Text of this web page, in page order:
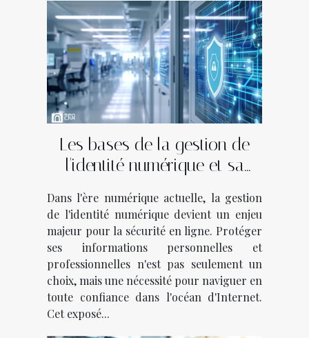
Les bases de la gestion de
l'identité numérique et sa
Dans l'ère numérique actuelle, la gestion
de l'identité numérique devient un enjeu
majeur pour la sécurité en ligne. Protéger
ses informations personnelles et
professionnelles n'est pas seulement un
choix, mais une nécessité pour naviguer en
toute confiance dans l'océan d'Internet.
Cet exposé...